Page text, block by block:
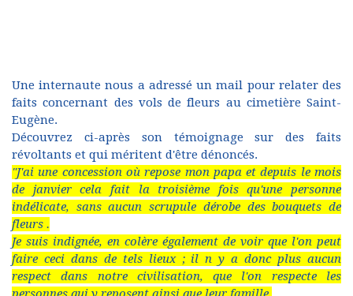
Une internaute nous a adressé un mail pour relater des
faits concernant des vols de fleurs au cimetière Saint-
Eugène.
Découvrez ci-après son témoignage sur des faits
révoltants et qui méritent d'être dénoncés.
"J'ai une concession où repose mon papa et depuis le mois
de janvier cela fait la troisième fois qu'une personne
indélicate, sans aucun scrupule dérobe des bouquets de
fleurs .
Je suis indignée, en colère également de voir que l'on peut
faire ceci dans de tels lieux ; il n y a donc plus aucun
respect dans notre civilisation, que l'on respecte les